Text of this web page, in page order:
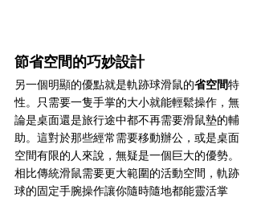
節省空間的巧妙設計
另一個明顯的優點就是軌跡球滑鼠的省空間特
性。只需要一隻手掌的大小就能輕鬆操作，無
論是桌面還是旅行途中都不再需要滑鼠墊的輔
助。這對於那些經常需要移動辦公，或是桌面
空間有限的人來說，無疑是一個巨大的優勢。
相比傳統滑鼠需要更大範圍的活動空間，軌跡
球的固定手腕操作讓你隨時隨地都能靈活掌